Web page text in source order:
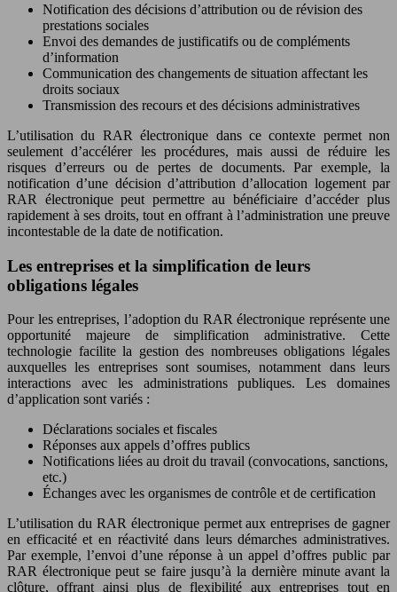
Notification des décisions d’attribution ou de révision des
prestations sociales
Envoi des demandes de justificatifs ou de compléments
d’information
Communication des changements de situation affectant les
droits sociaux
Transmission des recours et des décisions administratives
L’utilisation du RAR électronique dans ce contexte permet non
seulement d’accélérer les procédures, mais aussi de réduire les
risques d’erreurs ou de pertes de documents. Par exemple, la
notification d’une décision d’attribution d’allocation logement par
RAR électronique peut permettre au bénéficiaire d’accéder plus
rapidement à ses droits, tout en offrant à l’administration une preuve
incontestable de la date de notification.
Les entreprises et la simplification de leurs
obligations légales
Pour les entreprises, l’adoption du RAR électronique représente une
opportunité majeure de simplification administrative. Cette
technologie facilite la gestion des nombreuses obligations légales
auxquelles les entreprises sont soumises, notamment dans leurs
interactions avec les administrations publiques. Les domaines
d’application sont variés :
Déclarations sociales et fiscales
Réponses aux appels d’offres publics
Notifications liées au droit du travail (convocations, sanctions,
etc.)
Échanges avec les organismes de contrôle et de certification
L’utilisation du RAR électronique permet aux entreprises de gagner
en efficacité et en réactivité dans leurs démarches administratives.
Par exemple, l’envoi d’une réponse à un appel d’offres public par
RAR électronique peut se faire jusqu’à la dernière minute avant la
clôture, offrant ainsi plus de flexibilité aux entreprises tout en